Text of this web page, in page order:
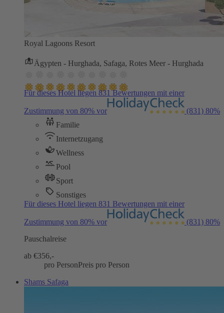
Royal Lagoons Resort
Ägypten - Hurghada, Safaga, Rotes Meer - Hurghada
Für dieses Hotel liegen 831 Bewertungen mit einer
Zustimmung von 80% vor (831) 80%
Familie
Internetzugang
Wellness
Pool
Sport
Sonstiges
Für dieses Hotel liegen 831 Bewertungen mit einer
Zustimmung von 80% vor (831) 80%
Pauschalreise
ab €356,-
pro PersonPreis pro Person
Shams Safaga